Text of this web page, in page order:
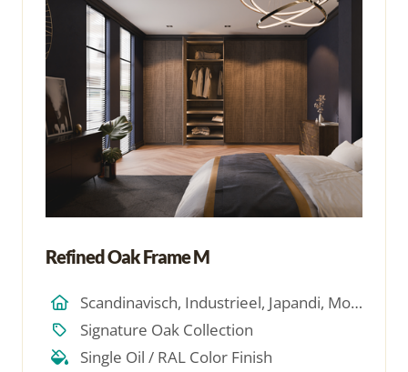
Refined Oak Frame M
Scandinavisch, Industrieel, Japandi, Modern, Hotel Chique, Minimalistich
Signature Oak Collection
Single Oil / RAL Color Finish